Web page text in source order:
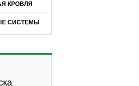
КРОВЛЯ
СИСТЕМЫ